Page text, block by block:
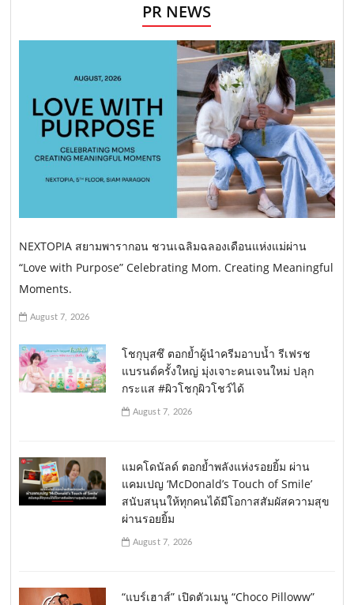
PR NEWS
NEXTOPIA สยามพารากอน ชวนเฉลิมฉลองเดือนแห่งแม่ผ่าน
“Love with Purpose” Celebrating Mom. Creating Meaningful
Moments.
August 7, 2026
โชกุบุสซึ ตอกย้ำผู้นำครีมอาบน้ำ รีเฟรช
แบรนด์ครั้งใหญ่ มุ่งเจาะคนเจนใหม่ ปลุก
กระแส #ผิวโชกุผิวโชว์ได้
August 7, 2026
แมคโดนัลด์ ตอกย้ำพลังแห่งรอยยิ้ม ผ่าน
แคมเปญ ‘McDonald’s Touch of Smile’
สนับสนุนให้ทุกคนได้มีโอกาสสัมผัสความสุข
ผ่านรอยยิ้ม
August 7, 2026
“แบร์เฮาส์” เปิดตัวเมนู “Choco Pilloww”